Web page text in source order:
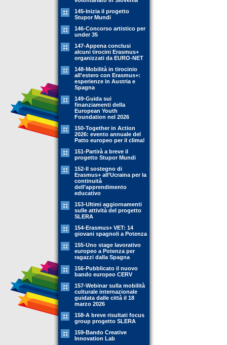
145-Inizia il progetto
Stupor Mundi
146-Concorso artistico per
under 35
147-Appena conclusi
alcuni tirocini Erasmus+
organizzati da EURO-NET
148-Mobilità in tirocinio
all'estero con Erasmus+:
esperienze in Austria e
Spagna
149-Guida sui
finanziamenti della
European Youth
Foundation nel 2026
150-Together in Action
2026: evento annuale del
Patto europeo per il clima!
151-Partirà a breve il
progetto Stupor Mundi
152-Il sostegno di
Erasmus+ all’Ucraina per la
continuità
dell’apprendimento
educativo
153-Ultimi aggiornamenti
sulle attività del progetto
SLERA
154-Erasmus+ VET: 14
giovani spagnoli a Potenza
155-Uno stage lavorativo
europeo a Potenza per
ragazzi dalla Spagna
156-Pubblicato il nuovo
bando europeo CERV
157-Webinar sulla mobilità
culturale internazionale
guidata dalle città il 18
marzo 2026
158-A breve risultati focus
group progetto SLERA
159-Bando Creative
Innovation Lab